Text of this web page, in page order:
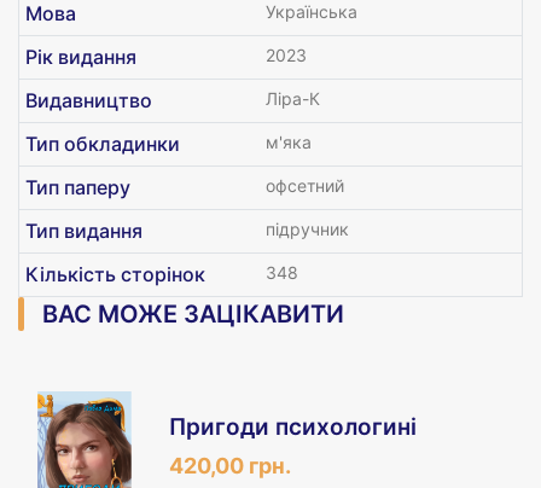
Мова Українська
Рік видання 2023
Видавництво Ліра-К
Тип обкладинки м'яка
Тип паперу офсетний
Тип видання підручник
Кількість сторінок 348
ВАС МОЖЕ ЗАЦІКАВИТИ
Пригоди психологині
420,00 грн.